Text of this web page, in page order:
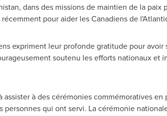
, dans des missions de maintien de la
pour aider les Canadiens de
expriment leur profonde gratitude pour
soutenu les efforts nationaux et
assister à des cérémonies commémoratives
qui ont servi. La cérémonie